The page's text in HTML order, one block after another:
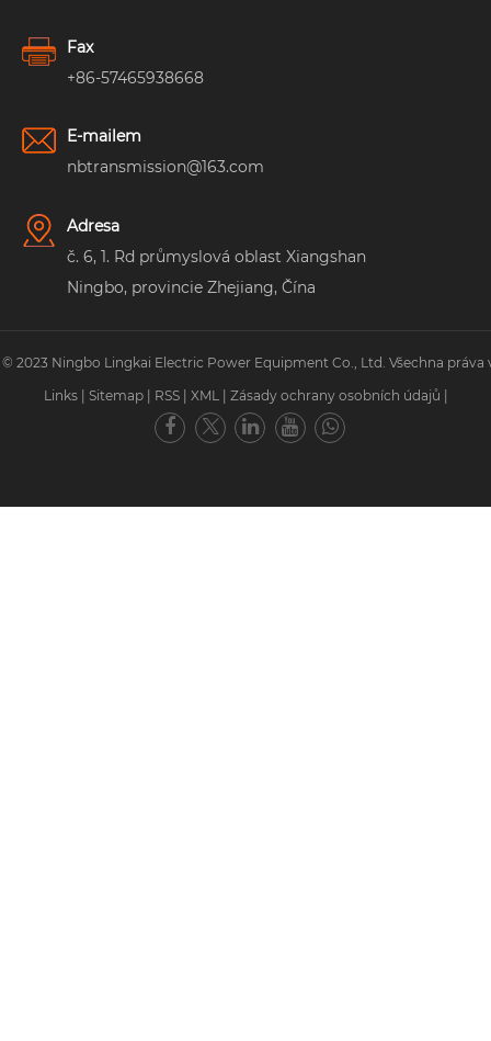
Fax
+86-57465938668
E-mailem
nbtransmission@163.com
Adresa
č. 6, 1. Rd průmyslová oblast Xiangshan
Ningbo, provincie Zhejiang, Čína
2023 Ningbo Lingkai Electric Power Equipment Co., Ltd. Všechna práva
Links
Sitemap RSS XML Zásady ochrany osobních údajů